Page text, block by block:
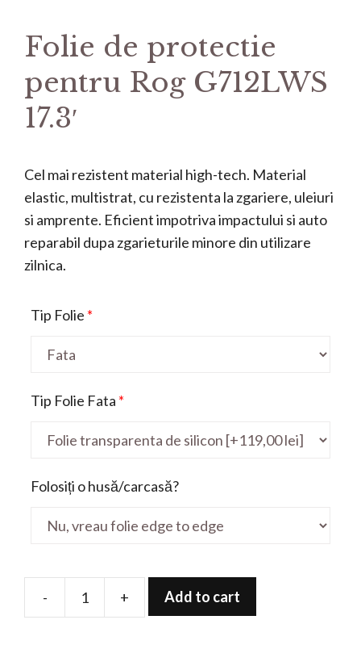
Folie de protectie
pentru Rog G712LWS
17.3′
Cel mai rezistent material high-tech. Material
elastic, multistrat, cu rezistenta la zgariere, uleiuri
si amprente. Eficient impotriva impactului si auto
reparabil dupa zgarieturile minore din utilizare
zilnica.
Tip Folie *
Tip Folie Fata *
Folosiți o husă/carcasă?
-
Folie
+ Add to cart